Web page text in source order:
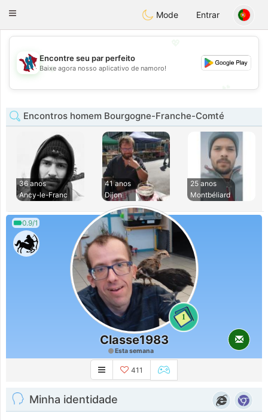
Taimerais
Toggle
Mode Entrar
💖
💕
Encontre seu par perfeito
Baixe agora nosso aplicativo de namoro!
Encontros homem Bourgogne-Franche-Comté
36 anos
Ancy-le-Franc
41 anos
Dijon
25 anos
Montbéliard
0.9/1
1
Classe1983
Esta semana
411
Minha identidade